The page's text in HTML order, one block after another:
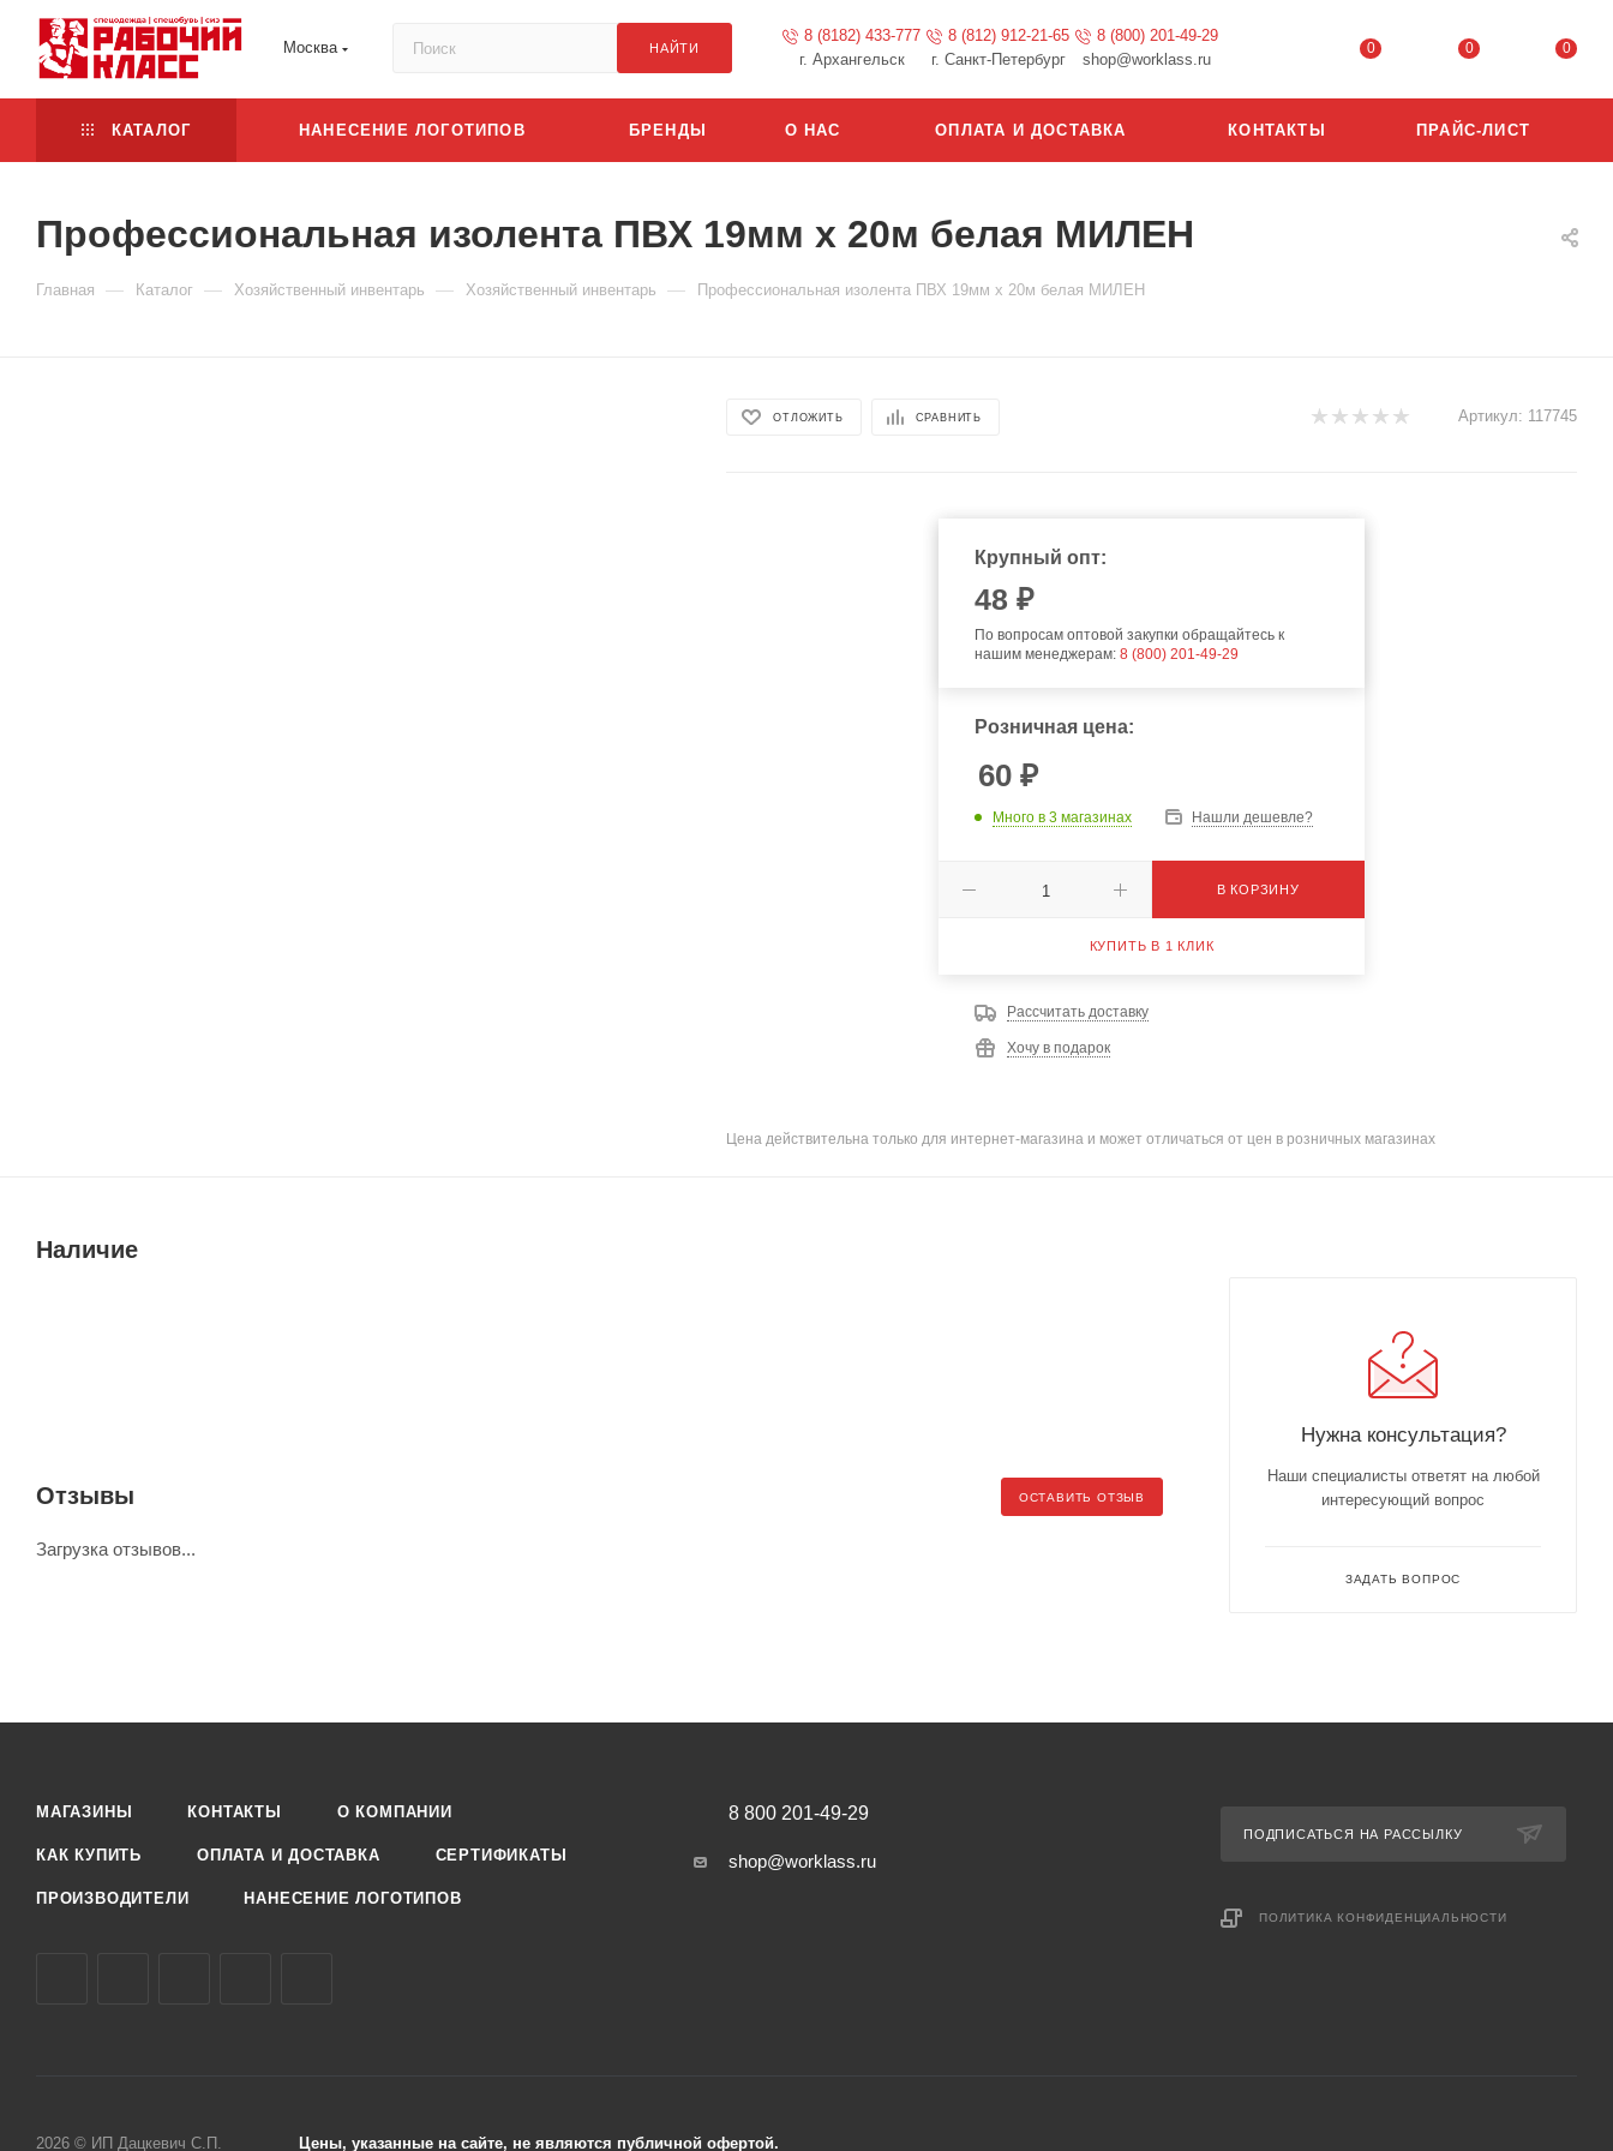
Москва НАЙТИ
8 (8182) 433-777
г. Архангельск
8 (812) 912-21-65
г. Санкт-Петербург
8 (800) 201-49-29
shop@worklass.ru
0 0 0
КАТАЛОГ НАНЕСЕНИЕ ЛОГОТИПОВ БРЕНДЫ О НАС ОПЛАТА И ДОСТАВКА КОНТАКТЫ ПРАЙС-ЛИСТ
Профессиональная изолента ПВХ 19мм х 20м белая МИЛЕН
Главная — Каталог — Хозяйственный инвентарь — Хозяйственный инвентарь — Профессиональная изолента ПВХ 19мм х 20м белая МИЛЕН
ОТЛОЖИТЬ СРАВНИТЬ Артикул: 117745
Крупный опт:
48 ₽
По вопросам оптовой закупки обращайтесь к
нашим менеджерам:8 (800) 201-49-29
Розничная цена:
60 ₽
Многов 3 магазинах Нашли дешевле?
В КОРЗИНУ
КУПИТЬ В 1 КЛИК
Рассчитать доставку
Хочу в подарок
Цена действительна только для интернет-магазина и может отличаться от цен в розничных магазинах
Наличие
Отзывы ОСТАВИТЬ ОТЗЫВ
Загрузка отзывов...
Нужна консультация?
Наши специалисты ответят на любой
интересующий вопрос
ЗАДАТЬ ВОПРОС
МАГАЗИНЫ КОНТАКТЫ О КОМПАНИИ
КАК КУПИТЬ ОПЛАТА И ДОСТАВКА СЕРТИФИКАТЫ
ПРОИЗВОДИТЕЛИ НАНЕСЕНИЕ ЛОГОТИПОВ
8 800 201-49-29
shop@worklass.ru
ПОДПИСАТЬСЯ НА РАССЫЛКУ
ПОЛИТИКА КОНФИДЕНЦИАЛЬНОСТИ
2026 © ИП Дацкевич С.П. Цены, указанные на сайте, не являются публичной офертой.